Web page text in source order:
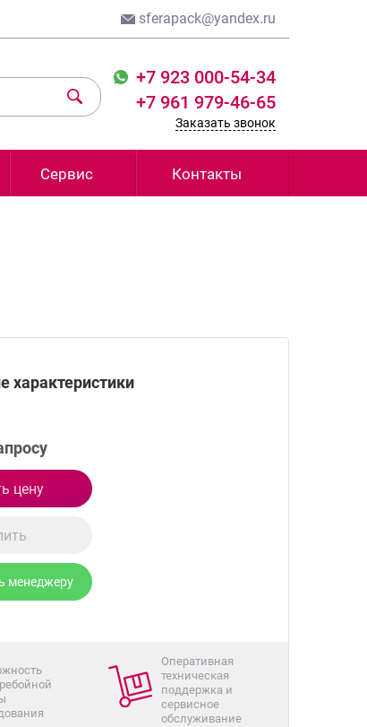
sferapack@yandex.ru
+7 923 000-54-34
+7 961 979-46-65
Заказать звонок
Сервис Контакты
характеристики
цену
менеджеру
Оперативная
техническая
поддержка и
сервисное
обслуживание